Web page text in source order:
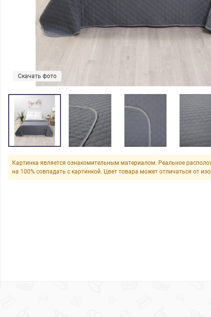
Скачать фото
Картинка является ознакомительным материалом. Реальное
на 100% совпадать с картинкой. Цвет товара может отличаться от